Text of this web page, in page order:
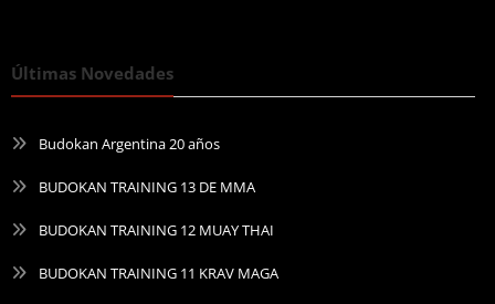
Últimas Novedades
Budokan Argentina 20 años
BUDOKAN TRAINING 13 DE MMA
BUDOKAN TRAINING 12 MUAY THAI
BUDOKAN TRAINING 11 KRAV MAGA